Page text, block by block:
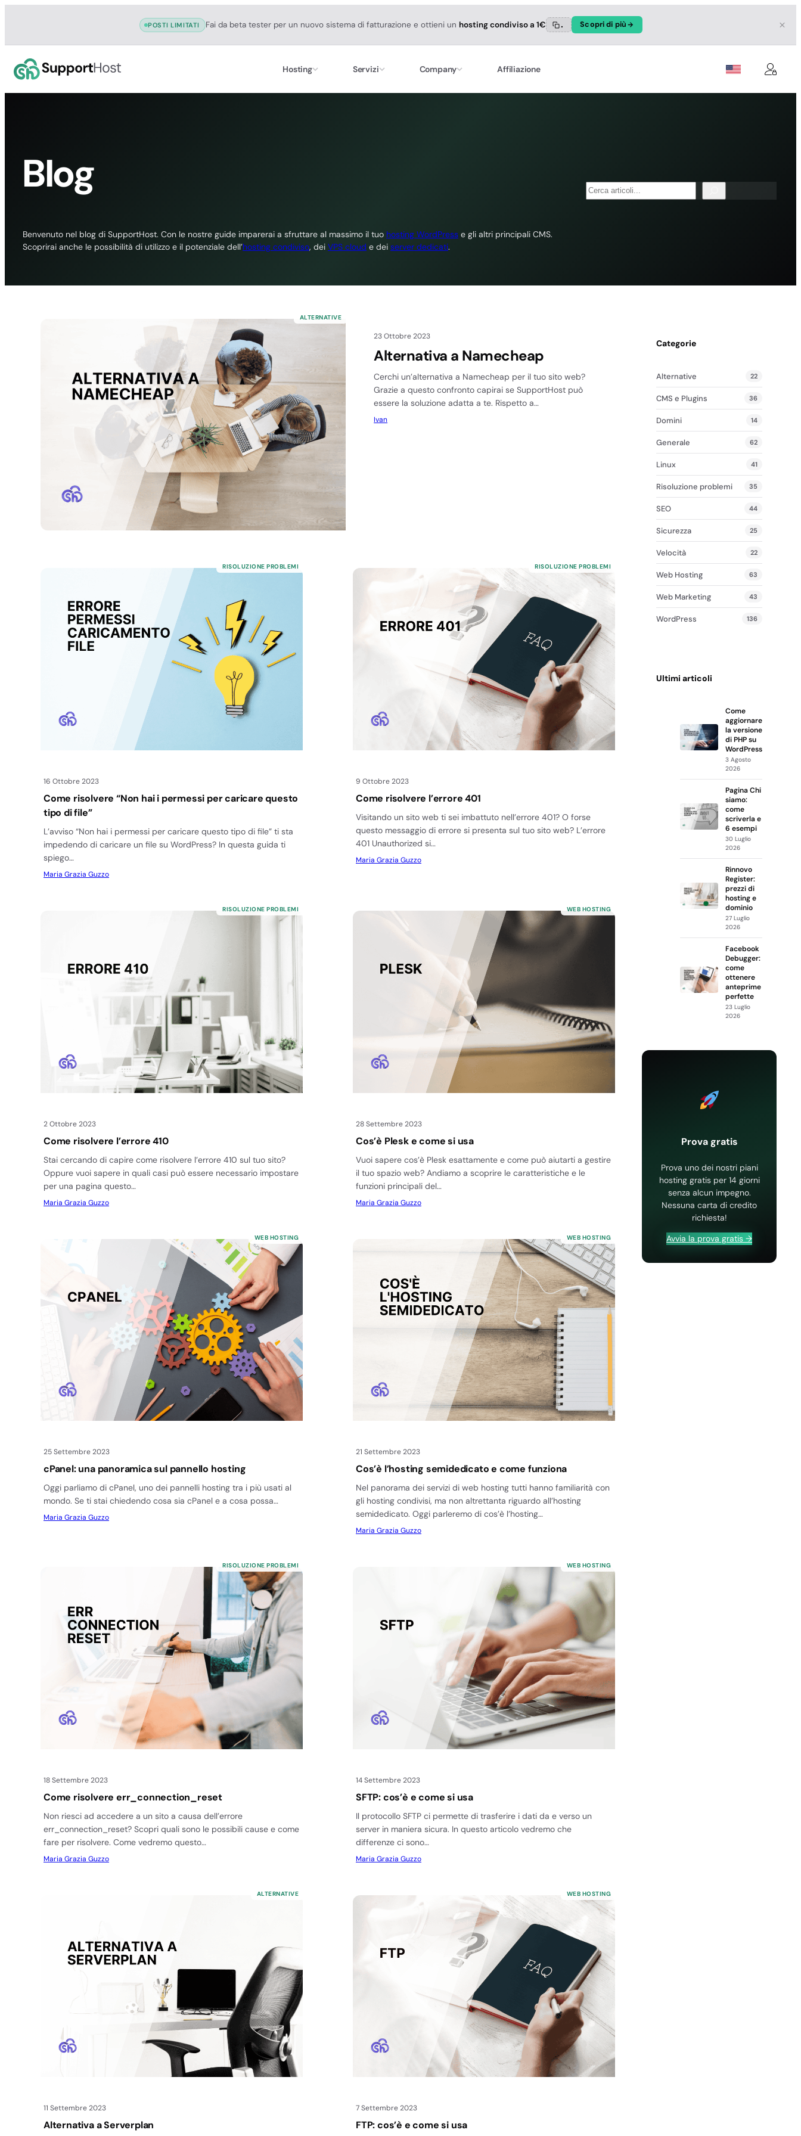
POSTI LIMITATI Fai da beta tester per un nuovo sistema di fatturazione e ottieni un hosting condiviso a 1€ . Scopri di più
contenuto
Hosting Servizi Company Affiliazione
Blog
Benvenuto nel blog di SupportHost. Con le nostre guide imparerai a sfruttare al massimo il tuo hosting WordPress e gli altri principali CMS.
Scoprirai anche le possibilità di utilizzo e il potenziale dell’hosting condiviso, dei VPS cloud e dei server dedicati.
Cerca
ALTERNATIVE
23 Ottobre 2023
Alternativa a Namecheap
Cerchi un’alternativa a Namecheap per il tuo sito web?
Grazie a questo confronto capirai se SupportHost può
essere la soluzione adatta a te. Rispetto a…
Ivan
RISOLUZIONE PROBLEMI
16 Ottobre 2023
Come risolvere “Non hai i permessi per caricare questo
tipo di file”
L’avviso “Non hai i permessi per caricare questo tipo di file” ti sta
impedendo di caricare un file su WordPress? In questa guida ti
spiego…
Maria Grazia Guzzo
RISOLUZIONE PROBLEMI
9 Ottobre 2023
Come risolvere l’errore 401
Visitando un sito web ti sei imbattuto nell’errore 401? O forse
questo messaggio di errore si presenta sul tuo sito web? L’errore
401 Unauthorized si…
Maria Grazia Guzzo
RISOLUZIONE PROBLEMI
2 Ottobre 2023
Come risolvere l’errore 410
Stai cercando di capire come risolvere l’errore 410 sul tuo sito?
Oppure vuoi sapere in quali casi può essere necessario impostare
per una pagina questo…
Maria Grazia Guzzo
WEB HOSTING
28 Settembre 2023
Cos’è Plesk e come si usa
Vuoi sapere cos’è Plesk esattamente e come può aiutarti a gestire
il tuo spazio web? Andiamo a scoprire le caratteristiche e le
funzioni principali del…
Maria Grazia Guzzo
WEB HOSTING
25 Settembre 2023
cPanel: una panoramica sul pannello hosting
Oggi parliamo di cPanel, uno dei pannelli hosting tra i più usati al
mondo. Se ti stai chiedendo cosa sia cPanel e a cosa possa…
Maria Grazia Guzzo
WEB HOSTING
21 Settembre 2023
Cos’è l’hosting semidedicato e come funziona
Nel panorama dei servizi di web hosting tutti hanno familiarità con
gli hosting condivisi, ma non altrettanta riguardo all’hosting
semidedicato. Oggi parleremo di cos’è l’hosting…
Maria Grazia Guzzo
RISOLUZIONE PROBLEMI
18 Settembre 2023
Come risolvere err_connection_reset
Non riesci ad accedere a un sito a causa dell’errore
err_connection_reset? Scopri quali sono le possibili cause e come
fare per risolvere. Come vedremo questo…
Maria Grazia Guzzo
WEB HOSTING
14 Settembre 2023
SFTP: cos’è e come si usa
Il protocollo SFTP ci permette di trasferire i dati da e verso un
server in maniera sicura. In questo articolo vedremo che
differenze ci sono…
Maria Grazia Guzzo
ALTERNATIVE
11 Settembre 2023
Alternativa a Serverplan
WEB HOSTING
7 Settembre 2023
FTP: cos’è e come si usa
Categorie
Alternative 22
CMS e Plugins 36
Domini 14
Generale 62
Linux 41
Risoluzione problemi 35
SEO 44
Sicurezza 25
Velocità 22
Web Hosting 63
Web Marketing 43
WordPress 136
Ultimi articoli
Come
aggiornare
la versione
di PHP su
WordPress
3 Agosto
2026
Pagina Chi
siamo:
come
scriverla e
6 esempi
30 Luglio
2026
Rinnovo
Register:
prezzi di
hosting e
dominio
27 Luglio
2026
Facebook
Debugger:
come
ottenere
anteprime
perfette
23 Luglio
2026
Prova gratis
Prova uno dei nostri piani
hosting gratis per 14 giorni
senza alcun impegno.
Nessuna carta di credito
richiesta!
Avvia la prova gratis →